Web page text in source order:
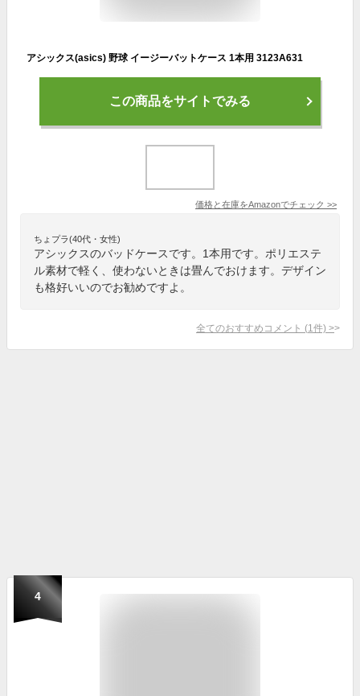
アシックス(asics) 野球 イージーバットケース 1本用 3123A631
この商品をサイトでみる
価格と在庫をAmazonでチェック >>
ちょプラ(40代・女性)
アシックスのバッドケースです。1本用です。ポリエステ
ル素材で軽く、使わないときは畳んでおけます。デザイン
も格好いいのでお勧めですよ。
全てのおすすめコメント (1 件) >
4